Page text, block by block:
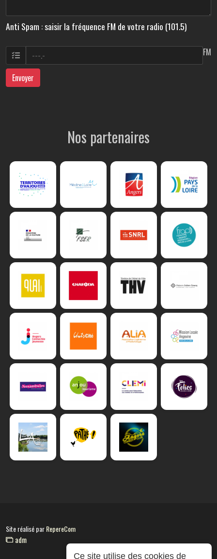
Anti Spam : saisir la fréquence FM de votre radio (101.5)
FM
Envoyer
Nos partenaires
Site réalisé parRepereCom
adm
Ce site utilise des cookies de